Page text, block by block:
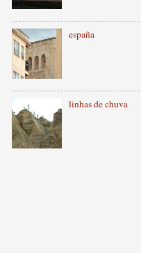
españa
linhas de chuva